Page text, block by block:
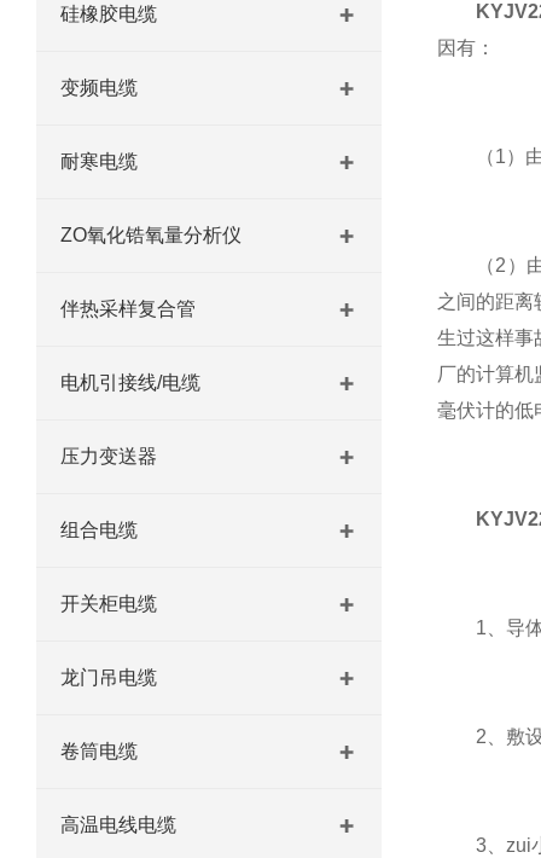
硅橡胶电缆
变频电缆
耐寒电缆
ZO氧化锆氧量分析仪
伴热采样复合管
电机引接线/电缆
压力变送器
组合电缆
开关柜电缆
龙门吊电缆
卷筒电缆
高温电线电缆
因有：
（1）由
（2）由
之间的距离
生过这样事
厂的计算
毫伏计的低
1、导体
2、敷设
3、zui小